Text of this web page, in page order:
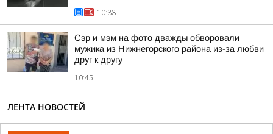
10:33
Сэр и мэм на фото дважды обворовали
мужика из Нижнегорского района из-за любви
друг к другу
10:45
ЛЕНТА НОВОСТЕЙ